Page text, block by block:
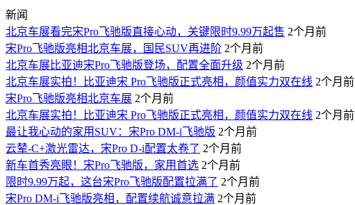
新闻
北京车展看完宋Pro飞驰版直接心动，关键限时9.99万起售 2个月前
宋Pro飞驰版亮相北京车展，国民SUV再进阶 2个月前
北京车展比亚迪宋Pro飞驰版登场，配置全面升级 2个月前
北京车展实拍！比亚迪宋 Pro飞驰版正式亮相，颜值实力双在线 2个月前
宋Pro飞驰版亮相北京车展 2个月前
北京车展实拍！比亚迪宋 Pro飞驰版正式亮相，颜值实力双在线 2个月前
最让我心动的家用SUV：宋Pro DM-i飞驰版 2个月前
云辇-C+激光雷达，宋Pro D-i配置太卷了 2个月前
新车首秀亮眼！宋Pro飞驰版，家用首选 2个月前
限时9.99万起，这台宋Pro飞驰版配置拉满了 2个月前
宋Pro DM-i飞驰版亮相，配置续航诚意拉满 2个月前